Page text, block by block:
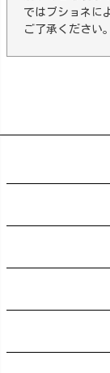
ではブショネに
ご了承ください。